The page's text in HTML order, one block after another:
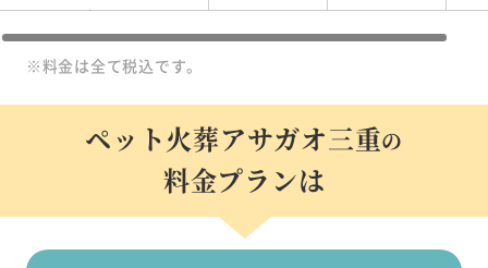
※料金は全て税込です。
ペット火葬アサガオ三重の
料金プランは